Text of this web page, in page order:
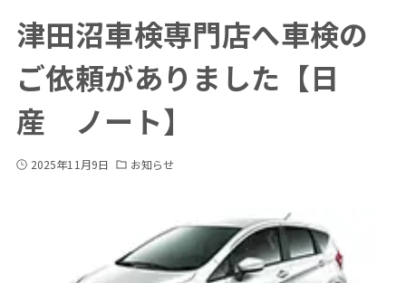
津田沼車検専門店へ車検の
ご依頼がありました【日
産 ノート】
2025年11月9日 お知らせ